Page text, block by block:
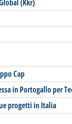
(Kkr)
Cap
in Portogallo per
progetti in Italia